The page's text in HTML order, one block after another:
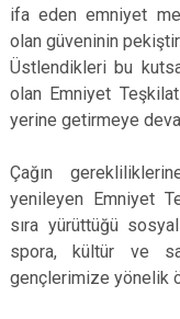
ifa eden emniyet
olan güveninin
Üstlendikleri bu
olan Emniyet
yerine getirmeye
Çağın
yenileyen Emniyet
sıra yürüttüğü
spora, kültür ve
gençlerimize yönelik